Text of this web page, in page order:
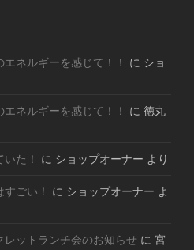
ネルギーを感じて！！ に ショ
ネルギーを感じて！！ に 徳丸
た！ に ショップオーナー より
ごい！ に ショップオーナー よ
レットランチ会のお知らせ に 宮